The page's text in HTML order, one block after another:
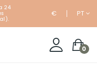
24
€ PT
0